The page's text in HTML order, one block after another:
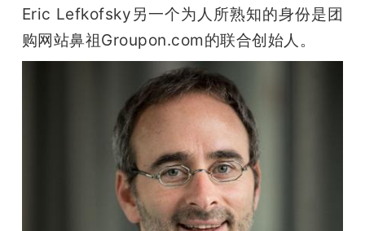
中
Eric Lefkofsky另一个为人所熟知的身份是团
购网站鼻祖Groupon.com的联合创始人。